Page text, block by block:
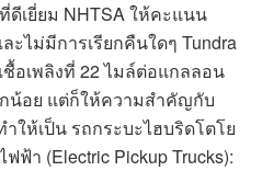
เยี่ยม NHTSA ให้คะแนน
ไม่มีการเรียกคืนใดๆ Tundra
ชื้อเพลิงที่ 22 ไมล์ต่อแกลลอน
กน้อย แต่ก็ให้ความสำคัญกับ
ให้เป็น รถกระบะไฮบริดโตโย
ฟ้า (Electric Pickup Trucks):